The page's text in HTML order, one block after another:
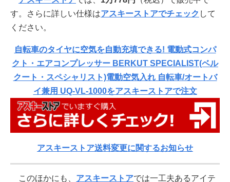
す。さらに詳しい仕様はアスキーストアでチェック して
ください。
自転車のタイヤに空気を自動充填できる! 電動式コンパ
クト・エアコンプレッサー BERKUT SPECIALIST(ベル
クート・スペシャリスト)電動空気入れ 自転車/オートバ
イ兼用 UQ-VL-1000をアスキーストアで注文
アスキーストア送料変更に関するお知らせ
このほかにも、 アスキーストアでは一工夫あるアイテ